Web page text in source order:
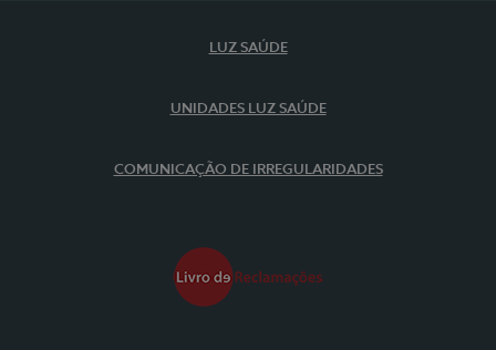
LUZ SAÚDE
UNIDADES LUZ SAÚDE
COMUNICAÇÃO DE IRREGULARIDADES